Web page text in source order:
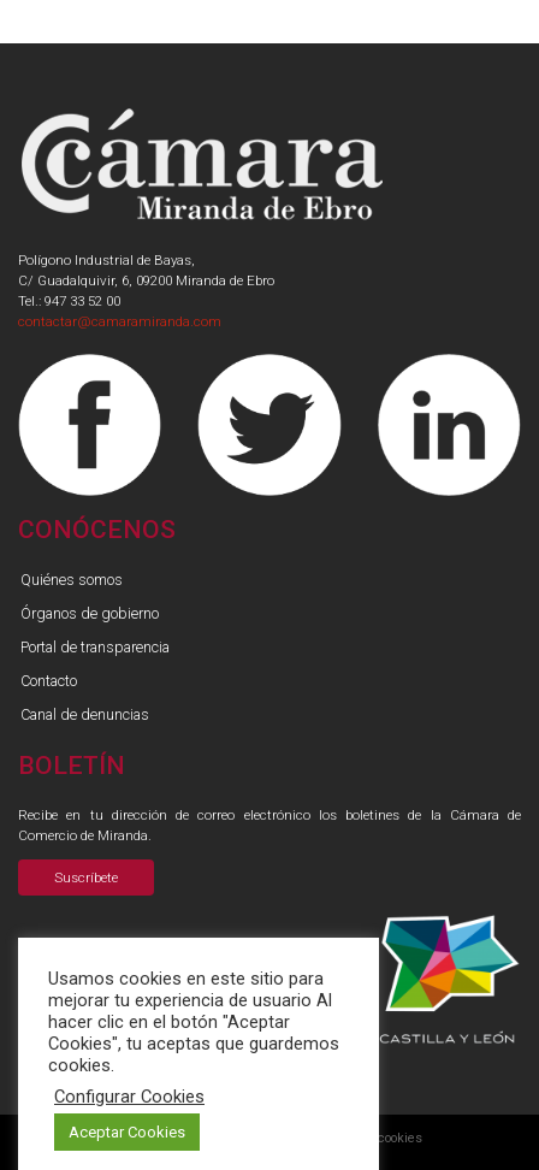
Polígono Industrial de Bayas,
C/ Guadalquivir, 6, 09200 Miranda de Ebro
Tel.: 947 33 52 00
contactar@camaramiranda.com
CONÓCENOS
Quiénes somos
Órganos de gobierno
Portal de transparencia
Contacto
Canal de denuncias
BOLETÍN
Recibe en tu dirección de correo electrónico los boletines de la Cámara de
Comercio de Miranda.
Suscríbete
Aviso legal| Aviso de cookies
Usamos cookies en este sitio para
mejorar tu experiencia de usuario Al
hacer clic en el botón "Aceptar
Cookies", tu aceptas que guardemos
cookies.
Configurar Cookies
Aceptar Cookies